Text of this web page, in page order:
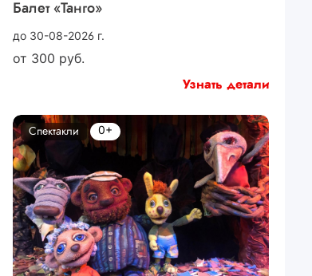
Балет «Танго»
до 30-08-2026 г.
от 300 руб.
Узнать детали
Спектакли 0+